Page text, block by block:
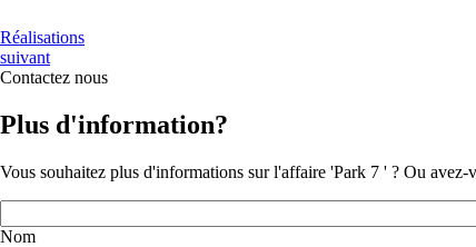
Réalisations
suivant
Contactez nous
Plus d'information?
Vous souhaitez plus d'informations sur l'affaire 'Park 7 ' ? Ou avez-
Nom